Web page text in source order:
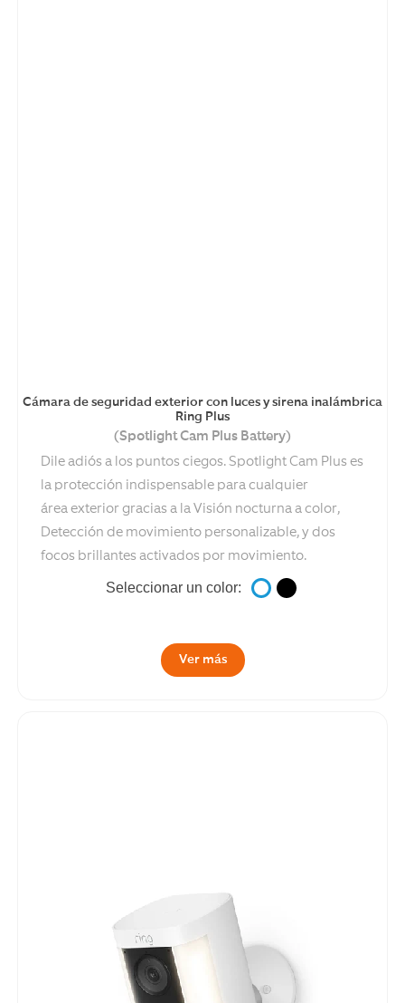
Cámara de seguridad exterior con luces y sirena inalámbrica
Ring Plus
(Spotlight Cam Plus Battery)
Dile adiós a los puntos ciegos. Spotlight Cam Plus es
la protección indispensable para cualquier
área exterior gracias a la Visión nocturna a color,
Detección de movimiento personalizable, y dos
focos brillantes activados por movimiento.
Seleccionar un color:
Ver más